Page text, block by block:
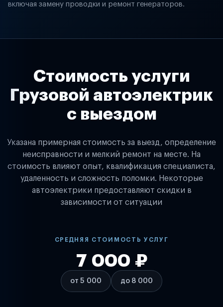
включая замену проводки и ремонт генераторов.
Стоимость услуги
Грузовой автоэлектрик
с выездом
Указана примерная стоимость за выезд, определение
неисправности и мелкий ремонт на месте. На
стоимость влияют опыт, квалификация специалиста,
удаленность и сложность поломки. Некоторые
автоэлектрики предоставляют скидки в
зависимости от ситуации
СРЕДНЯЯ СТОИМОСТЬ УСЛУГ
от 5 000
7 000 ₽
до 8 000